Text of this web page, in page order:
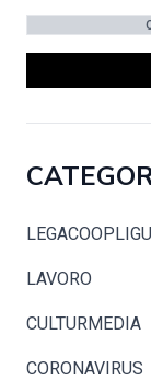
LAVORO
CULTURMEDIA
CORONAVIRUS